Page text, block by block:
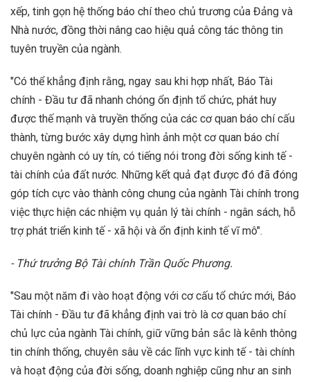
xếp, tinh gọn hệ thống báo chí theo chủ trương của Đảng và
Nhà nước, đồng thời nâng cao hiệu quả công tác thông tin
tuyên truyền của ngành.
"Có thể khẳng định rằng, ngay sau khi hợp nhất, Báo Tài
chính - Đầu tư đã nhanh chóng ổn định tổ chức, phát huy
được thế mạnh và truyền thống của các cơ quan báo chí cấu
thành, từng bước xây dựng hình ảnh một cơ quan báo chí
chuyên ngành có uy tín, có tiếng nói trong đời sống kinh tế -
tài chính của đất nước. Những kết quả đạt được đó đã đóng
góp tích cực vào thành công chung của ngành Tài chính trong
việc thực hiện các nhiệm vụ quản lý tài chính - ngân sách, hỗ
trợ phát triển kinh tế - xã hội và ổn định kinh tế vĩ mô".
- Thứ trưởng Bộ Tài chính Trần Quốc Phương.
"Sau một năm đi vào hoạt động với cơ cấu tổ chức mới, Báo
Tài chính - Đầu tư đã khẳng định vai trò là cơ quan báo chí
chủ lực của ngành Tài chính, giữ vững bản sắc là kênh thông
tin chính thống, chuyên sâu về các lĩnh vực kinh tế - tài chính
và hoạt động của đời sống, doanh nghiệp cũng như an sinh